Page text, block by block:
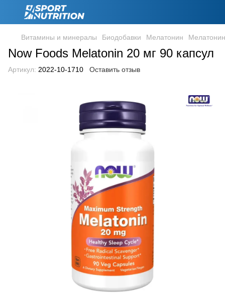
Витамины и минералы Биодобавки Мелатонин
Now Foods Melatonin 20 мг 90 капсул
Артикул: 2022-10-1710 Оставить отзыв